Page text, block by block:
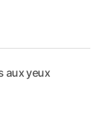
aux yeux